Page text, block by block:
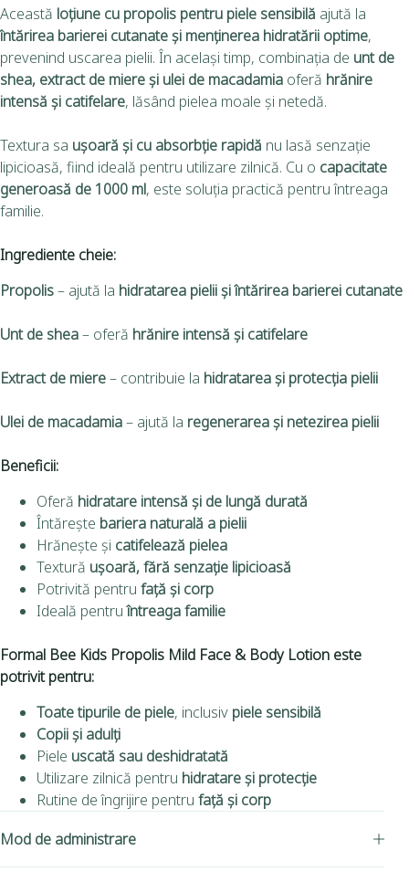
Această loțiune cu propolis pentru piele sensibilă ajută la
întărirea barierei cutanate și menținerea hidratării optime,
prevenind uscarea pielii. În același timp, combinația de unt de
shea, extract de miere și ulei de macadamia oferă hrănire
intensă și catifelare, lăsând pielea moale și netedă.
Textura sa ușoară și cu absorbție rapidă nu lasă senzație
lipicioasă, fiind ideală pentru utilizare zilnică. Cu o capacitate
generoasă de 1000 ml, este soluția practică pentru întreaga
familie.
Ingrediente cheie:
Propolis– ajută la hidratarea pielii și întărirea barierei cutanate
Unt de shea– oferă hrănire intensă și catifelare
Extract de miere– contribuie la hidratarea și protecția pielii
Ulei de macadamia– ajută la regenerarea și netezirea pielii
Beneficii:
Oferă hidratare intensă și de lungă durată
Întărește bariera naturală a pielii
Hrănește și catifelează pielea
Textură ușoară, fără senzație lipicioasă
Potrivită pentru față și corp
Ideală pentruîntreaga familie
Formal Bee Kids Propolis Mild Face & Body Lotion este
potrivit pentru:
Toate tipurile de piele, inclusiv piele sensibilă
Copii și adulți
Piele uscată sau deshidratată
Utilizare zilnică pentru hidratare și protecție
Rutine de îngrijire pentru față și corp
Mod de administrare